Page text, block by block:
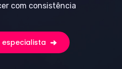
com consistência
especialista